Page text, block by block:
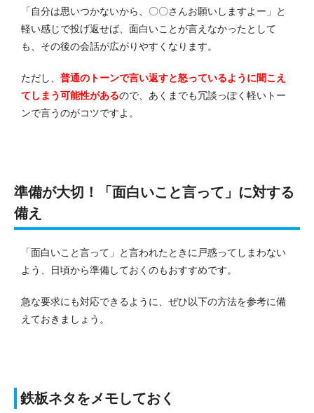
「自分は思いつかないから、〇〇さんお願いしますよー」と
軽い感じで投げ返せば、面白いことが言えなかったとして
も、その後の会話が広がりやすくなります。
ただし、 普通のトーンで言い返すと怒っているように聞こえ
てしまう可能性があるので、あくまでも冗談っぽく軽いトー
ンで言うのがコツですよ。
準備が大切！「面白いこと言って」に対する
備え
「面白いこと言って」と言われたときに戸惑ってしまわない
よう、日頃から準備しておくのもおすすめです。
急な要求にも対応できるように、ぜひ以下の方法を参考に備
えておきましょう。
鉄板ネタをメモしておく